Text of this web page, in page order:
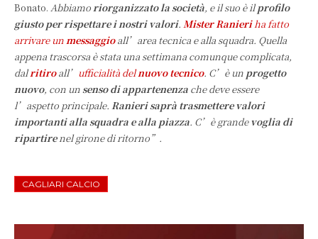
Bonato. Abbiamoriorganizzato la società, e il suo è ilprofilo
giusto per rispettare i nostri valori. Mister Ranieriha fatto
arrivare unmessaggio all’area tecnica e alla squadra. Quella
appena trascorsa è stata una settimana comunque complicata,
dalritiroall’ ufficialità delnuovo tecnico. C’è un progetto
nuovo, con unsenso di appartenenza che deve essere
l’aspetto principale. Ranieri saprà trasmettere valori
importanti alla squadra e alla piazza. C’è grandevoglia di
ripartirenel girone di ritorno”.
CAGLIARI CALCIO